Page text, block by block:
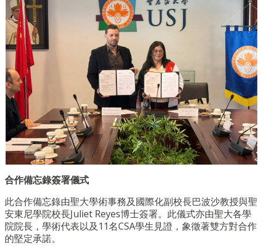
合作備忘錄簽署儀式
此合作備忘錄由聖大學術事務及國際化副校長巴波沙教授與聖
安東尼學院校長Juliet Reyes博士簽署。此儀式亦由聖大各學
院院長，學術代表以及11名CSA學生見證，象徵著雙方對合作
的堅定承諾。